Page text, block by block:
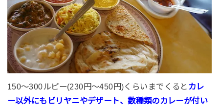
150〜300ルピー(230円〜450円)くらいまでくると カレ
ー以外にもビリヤニやデザート、数種類のカレーが付い